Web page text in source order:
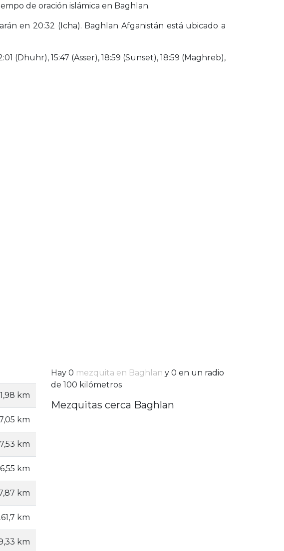
de oración islámica en Baghlan.
en 20:32 (Icha). Baghlan Afganistán está ubicado a
(Dhuhr), 15:47 (Asser), 18:59 (Sunset), 18:59 (Maghreb),
km
km
km
km
km
km
km
Hay 0 mezquita en Baghlan y 0 en un radio
de 100 kilómetros
Mezquitas cerca Baghlan